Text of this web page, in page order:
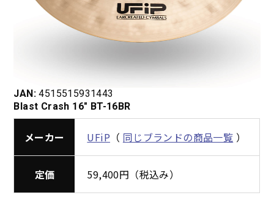
JAN: 4515515931443
Blast Crash 16″ BT-16BR
メーカー UFiP （ 同じブランドの商品一覧 ）
定価 59,400円（税込み）